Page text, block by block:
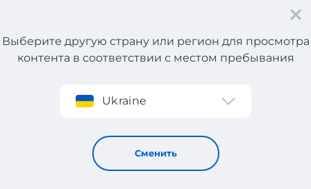
Регистрация
Выберите другую страну или регион для просмотра
контента в соответствии с местом пребывания
Ukraine
Сменить
Витамины с Греции с доставкой в Узбекистан
Витамины с Греции с
доставкой в Узбекистан